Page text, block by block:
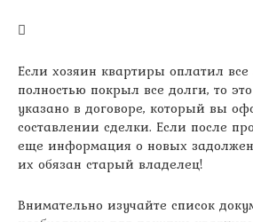
Если хозяин квартиры оплатил
полностью покрыл все долги, то
указано в договоре, который вы
составлении сделки. Если после
еще информация о новых
их обязан старый владелец!
Внимательно изучайте список